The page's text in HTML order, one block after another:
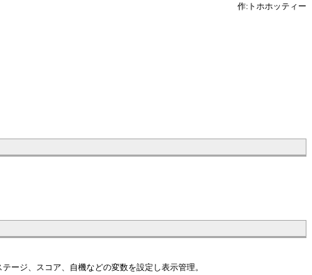
作:トホホッティー
ージ、スコア、自機などの変数を設定し表示管理。